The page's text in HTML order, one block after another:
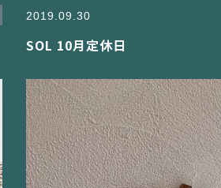
2019.09.30
SOL 10月定休日